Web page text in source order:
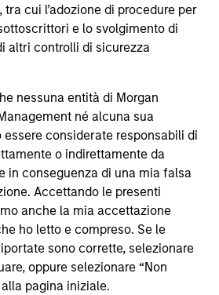
cui l’adozione di procedure per
e lo svolgimento di
altri controlli di sicurezza
nessuna entità di Morgan
né alcuna sua
considerate responsabili di
o indirettamente da
in conseguenza di una mia falsa
Accettando le presenti
anche la mia accettazione
ho letto e compreso. Se le
sono corrette, selezionare
oppure selezionare “Non
pagina iniziale.
Commento
Fund Processing
Debt Opportunities Fund
Emerging Markets Debt Team
Scheda tecnica
Key Investor
Information (KID)